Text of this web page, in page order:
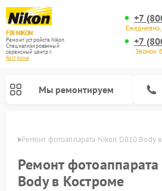
FIX-NIKON
Ремонт устройств Nikon
Специализированный
cервисный центр г.
Кострома
+7
+7
Звонок
Мы ремонтируем
Ремонт фотоаппарата Nikon D810 Body
Ремонт
Body в Костроме